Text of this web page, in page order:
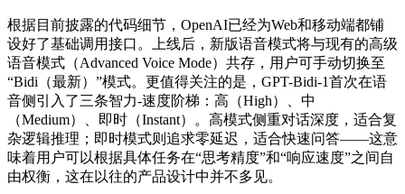
根据目前披露的代码细节，OpenAI已经为Web和移动端都铺
设好了基础调用接口。上线后，新版语音模式将与现有的高级
语音模式（Advanced Voice Mode）共存，用户可手动切换至
“Bidi（最新）”模式。更值得关注的是，GPT-Bidi-1首次在语
音侧引入了三条智力-速度阶梯：高（High）、中
（Medium）、即时（Instant）。高模式侧重对话深度，适合复
杂逻辑推理；即时模式则追求零延迟，适合快速问答——这意
味着用户可以根据具体任务在“思考精度”和“响应速度”之间自
由权衡，这在以往的产品设计中并不多见。